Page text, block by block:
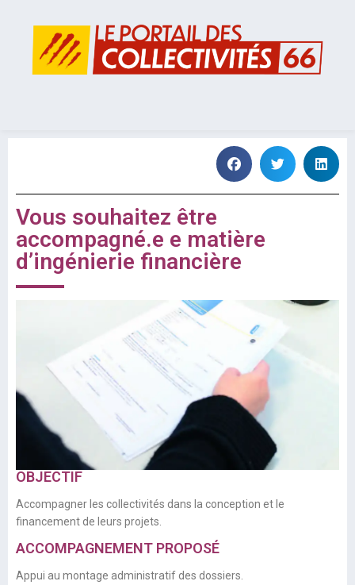
Vous souhaitez être
accompagné.e e matière
d’ingénierie financière
OBJECTIF
Accompagner les collectivités dans la conception et le
financement de leurs projets.
ACCOMPAGNEMENT PROPOSÉ
Appui au montage administratif des dossiers.